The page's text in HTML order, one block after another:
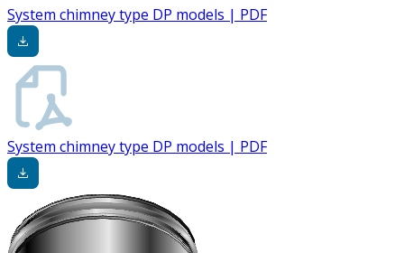
System chimney type DP models | PDF
System chimney type DP models | PDF